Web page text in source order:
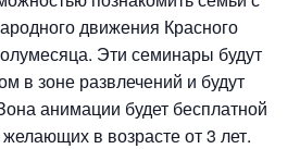
движения Красного
Эти семинары будут
в зоне развлечений и будут
анимации будет бесплатной
в возрасте от 3 лет.